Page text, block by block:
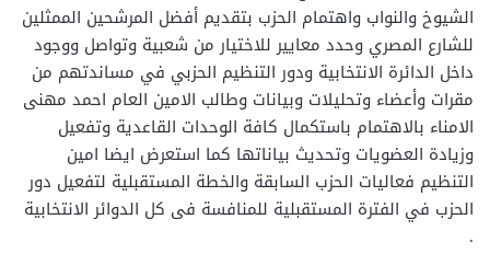
الشيوخ والنواب واهتمام الحزب بتقديم أفضل المرشحين الممثلين
للشارع المصري وحدد معايير للاختيار من شعبية وتواصل ووجود
داخل الدائرة الانتخابية ودور التنظيم الحزبي في مساندتهم من
مقرات وأعضاء وتحليلات وبيانات وطالب الامين العام احمد مهنى
الامناء بالاهتمام باستكمال كافة الوحدات القاعدية وتفعيل
وزيادة العضويات وتحديث بياناتها كما استعرض ايضا امين
التنظيم فعاليات الحزب السابقة والخطة المستقبلية لتفعيل دور
الحزب في الفترة المستقبلية للمنافسة فى كل الدوائر الانتخابية
.